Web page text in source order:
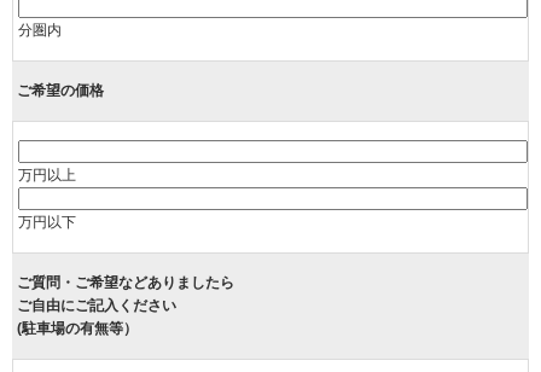
分圏内
ご希望の価格
万円以上
万円以下
ご質問・ご希望などありましたら
ご自由にご記入ください
(駐車場の有無等）